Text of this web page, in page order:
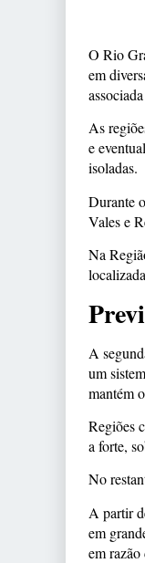
O Rio
em
As
e
isoladas.
Durante
Vales e
Na
A
um
mantém
Regiões
a forte,
No
A partir
em
em